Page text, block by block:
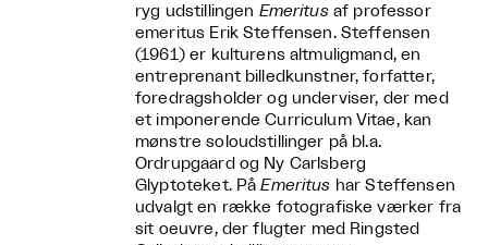
ryg udstillingen Emeritusaf professor
emeritus Erik Steffensen. Steffensen
(1961) er kulturens altmuligmand, en
entreprenant billedkunstner, forfatter,
foredragsholder og underviser, der med
et imponerende Curriculum Vitae, kan
mønstre soloudstillinger på bl.a.
Ordrupgaard og Ny Carlsberg
Glyptoteket. PåEmeritus har Steffensen
udvalgt en række fotografiske værker fra
sit oeuvre, der flugter med Ringsted